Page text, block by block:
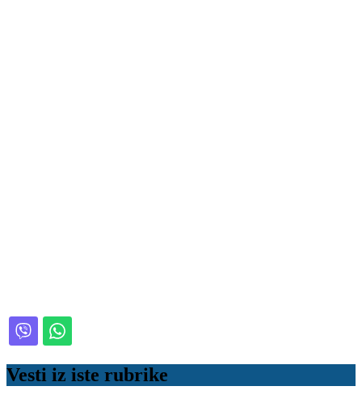
Vesti iz iste rubrike